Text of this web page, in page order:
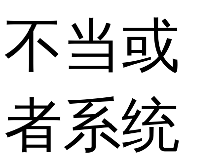
不当或
者系统